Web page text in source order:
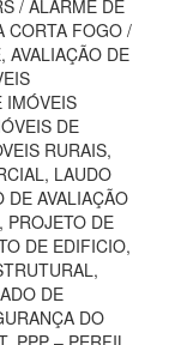
/ ALARME DE
CORTA FOGO /
AVALIAÇÃO DE
IMÓVEIS
DE
RURAIS,
LAUDO
DE AVALIAÇÃO
PROJETO DE
DE EDIFICIO,
DE
DO